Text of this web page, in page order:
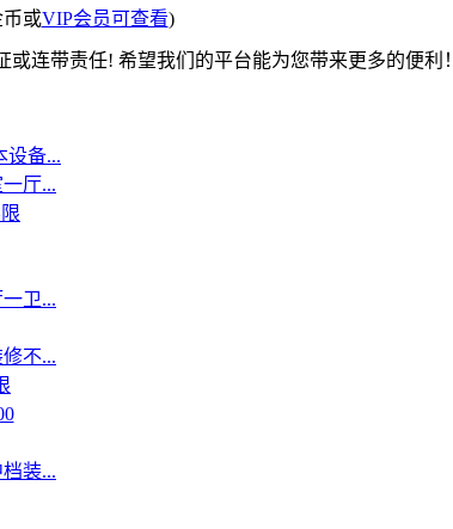
或VIP会员可查看)
连带责任! 希望我们的平台能为您带来更多的便利！
设备...
厅...
卫...
不...
装...